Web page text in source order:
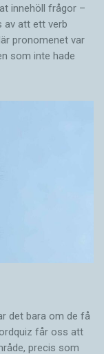
innehöll frågor –
av att ett verb
pronomenet var
som inte hade
det bara om de få
får oss att
precis som